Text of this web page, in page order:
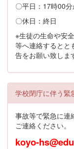
〇平日：17時00
〇休日：終日
※生徒の生命や安
等へ連絡するとと
告をお願い致しま
学校閉庁に伴う緊
事故等で緊急に連
ご連絡ください。
koyo-